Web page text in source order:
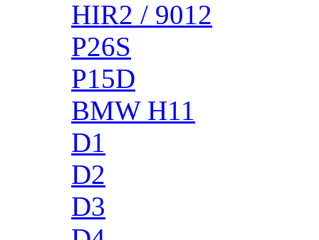
HIR2 / 9012
P26S
P15D
BMW H11
D1
D2
D3